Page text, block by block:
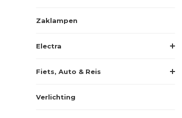
Zaklampen
Electra
Fiets, Auto & Reis
Verlichting